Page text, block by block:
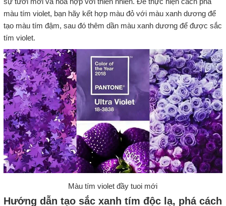
màu tím violet, bạn hãy kết hợp màu đỏ với màu xanh dương để
tạo màu tím đậm, sau đó thêm dần màu xanh dương để được sắc
tím violet.
Màu tím violet đầy tuoi mới
Hướng dẫn tạo sắc xanh tím độc lạ, phá cách